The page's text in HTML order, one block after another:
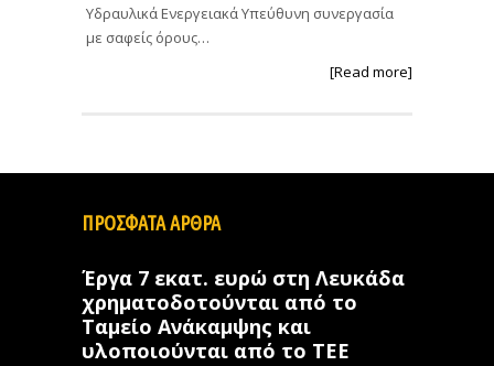
Υδραυλικά Ενεργειακά Υπεύθυνη συνεργασία
με σαφείς όρους…
[Read more]
ΠΡΟΣΦΑΤΑ ΑΡΘΡΑ
Έργα 7 εκατ. ευρώ στη Λευκάδα
χρηματοδοτούνται από το
Ταμείο Ανάκαμψης και
υλοποιούνται από το ΤΕΕ